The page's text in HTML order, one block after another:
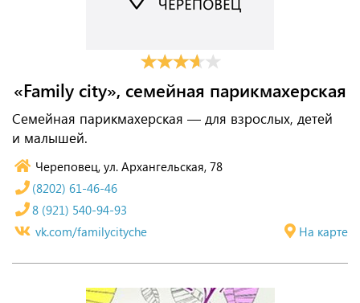
«Family city», семейная парикмахерская
Семейная парикмахерская — для взрослых, детей
и малышей.
Череповец, ул. Архангельская, 78
На карте
(8202) 61-46-46
8 (921) 540-94-93
vk.com/familycityche